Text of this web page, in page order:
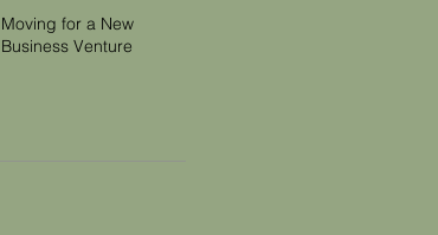
Moving for a New
Business Venture